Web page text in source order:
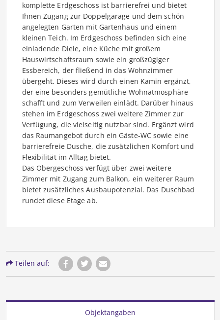
komplette Erdgeschoss ist barrierefrei und bietet
Ihnen Zugang zur Doppelgarage und dem schön
angelegten Garten mit Gartenhaus und einem
kleinen Teich. Im Erdgeschoss befinden sich eine
einladende Diele, eine Küche mit großem
Hauswirtschaftsraum sowie ein großzügiger
Essbereich, der fließend in das Wohnzimmer
übergeht. Dieses wird durch einen Kamin ergänzt,
der eine besonders gemütliche Wohnatmosphäre
schafft und zum Verweilen einlädt. Darüber hinaus
stehen im Erdgeschoss zwei weitere Zimmer zur
Verfügung, die vielseitig nutzbar sind. Ergänzt wird
das Raumangebot durch ein Gäste-WC sowie eine
barrierefreie Dusche, die zusätzlichen Komfort und
Flexibilität im Alltag bietet.
Das Obergeschoss verfügt über zwei weitere
Zimmer mit Zugang zum Balkon, ein weiterer Raum
bietet zusätzliches Ausbaupotenzial. Das Duschbad
rundet diese Etage ab.
Teilen auf:
Objektangaben